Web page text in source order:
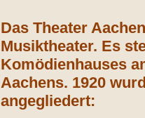
Das Theater
Musiktheater. Es
Komödienhauses
Aachens. 1920
angegliedert: